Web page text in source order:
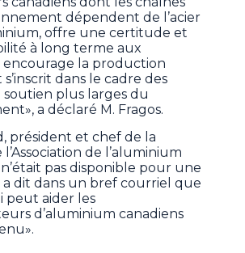
dépendent de l’acier
offre une certitude et
à long terme aux
encourage la production
dans le cadre des
soutien plus larges du
a déclaré M. Fragos.
président et chef de la
de l’aluminium
pas disponible pour une
dit dans un bref courriel que
peut aider les
d’aluminium canadiens